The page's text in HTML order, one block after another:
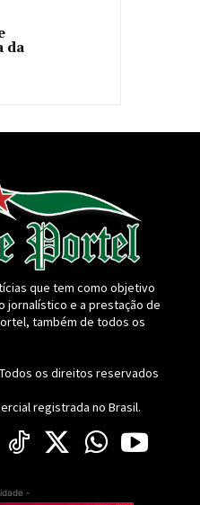
da
que tem como objetivo
jornalístico e a prestação de
também de todos os
os direitos reservados
registrada no Brasil.
-